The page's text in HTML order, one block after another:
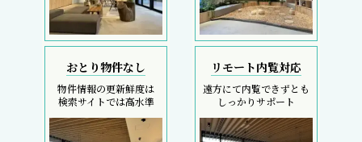
おとり物件なし
物件情報の更新鮮度は
検索サイトでは高水準
リモート内覧対応
遠方にて内覧できずとも
しっかりサポート